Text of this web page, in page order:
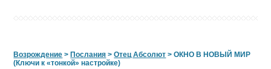
Возрождение >Послания >Отец Абсолют >ОКНО В НОВЫЙ МИР
(Ключи к «тонкой» настройке)